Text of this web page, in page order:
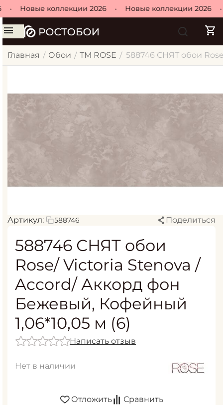
Новые коллекции 2026 Новые коллекции 2026
Главная / Обои / ТМ ROSE / 588746 СНЯТ обои
Артикул: 588746 Поделиться
588746 СНЯТ обои
Rose/ Victoria Stenova /
Accord/ Аккорд фон
Бежевый, Кофейный
1,06*10,05 м (6)
Написать отзыв
Нет в наличии
Отложить Сравнить